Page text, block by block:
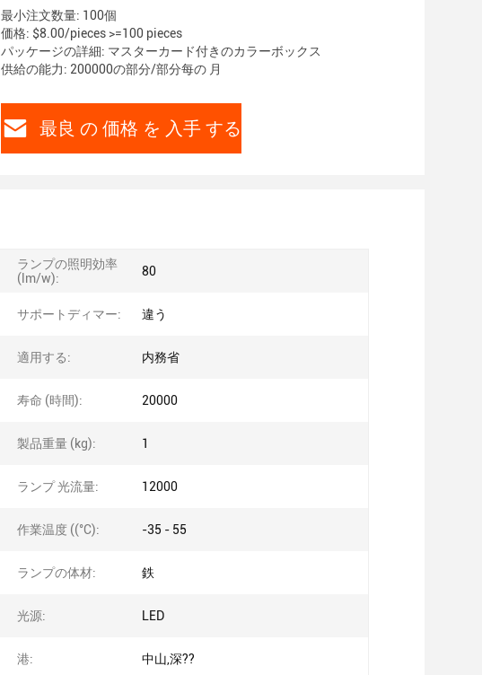
最小注文数量: 100個
価格: $8.00/pieces >=100 pieces
パッケージの詳細: マスターカード付きのカラーボックス
供給の能力: 200000の部分/部分每の 月
最良 の 価格 を 入手 する
ランプの照明効率
(lm/w):
80
サポートディマー: 違う
適用する: 内務省
寿命 (時間): 20000
製品重量 (kg): 1
ランプ 光流量: 12000
作業温度 ((°C): -35 - 55
ランプの体材: 鉄
光源: LED
港: 中山,深??